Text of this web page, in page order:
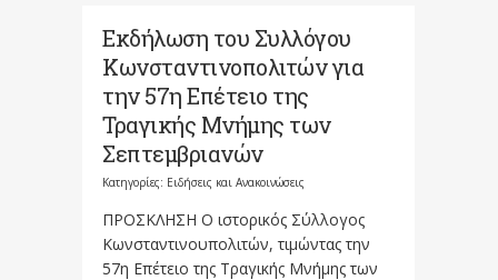
Εκδήλωση του Συλλόγου
Κωνσταντινοπολιτών για
την 57η Επέτειο της
Τραγικής Μνήμης των
Σεπτεμβριανών
Κατηγορίες: Ειδήσεις και Ανακοινώσεις
ΠΡΟΣΚΛΗΣΗ Ο ιστορικός Σύλλογος
Κωνσταντινουπολιτών, τιμώντας την
57η Επέτειο της Τραγικής Μνήμης των